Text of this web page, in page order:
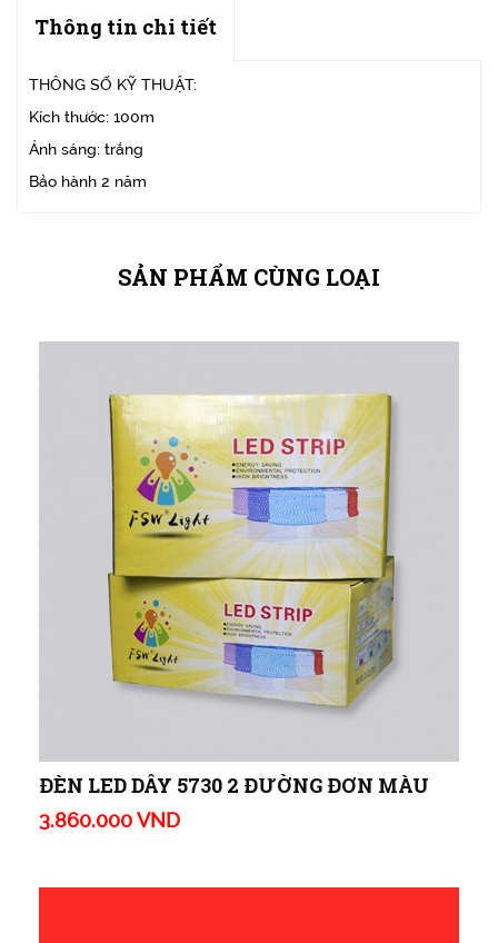
Thông tin chi tiết
THÔNG SỐ KỸ THUẬT:
Kích thước: 100m
Ánh sáng: trắng
Bảo hành 2 năm
SẢN PHẨM CÙNG LOẠI
ĐÈN LED DÂY 5730 2 ĐƯỜNG ĐƠN MÀU
3.860.000 VND